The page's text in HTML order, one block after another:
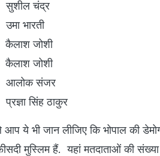
चंद्र
भारती
जोशी
जोशी
संजर
सिंह ठाकुर
ये भी जान लीजिए कि भोपाल की
मुस्लिम हैं. यहां मतदाताओं की